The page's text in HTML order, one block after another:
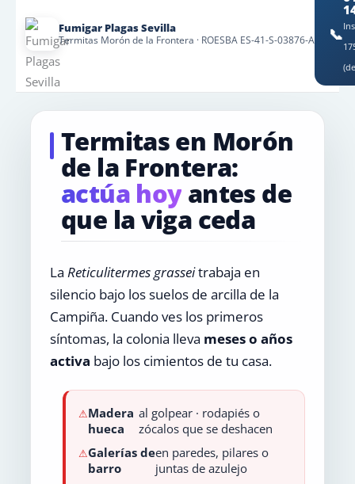
Fumigar Plagas Sevilla
Termitas Morón de la Frontera · ROESBA ES-41-S-03876-A 📞
Termitas en Morón
de la Frontera:
actúa hoy antes de
que la viga ceda
La Reticulitermes grasseitrabaja en
silencio bajo los suelos de arcilla de la
Campiña. Cuando ves los primeros
síntomas, la colonia lleva meses o años
activa bajo los cimientos de tu casa.
Madera
hueca
al golpear · rodapiés o
zócalos que se deshacen
Galerías de
barro
en paredes, pilares o
juntas de azulejo